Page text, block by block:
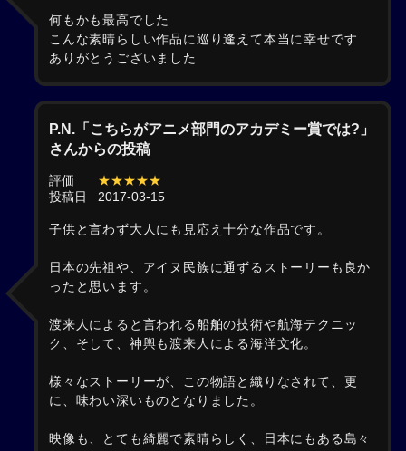
何もかも最高でした
こんな素晴らしい作品に巡り逢えて本当に幸せです
ありがとうございました
P.N.「こちらがアニメ部門のアカデミー賞では?」
さんからの投稿
評価
★★★★★
投稿日
2017-03-15
子供と言わず大人にも見応え十分な作品です。
日本の先祖や、アイヌ民族に通ずるストーリーも良か
ったと思います。
渡来人によると言われる船舶の技術や航海テクニッ
ク、そして、神輿も渡来人による海洋文化。
様々なストーリーが、この物語と織りなされて、更
に、味わい深いものとなりました。
映像も、とても綺麗で素晴らしく、日本にもある島々